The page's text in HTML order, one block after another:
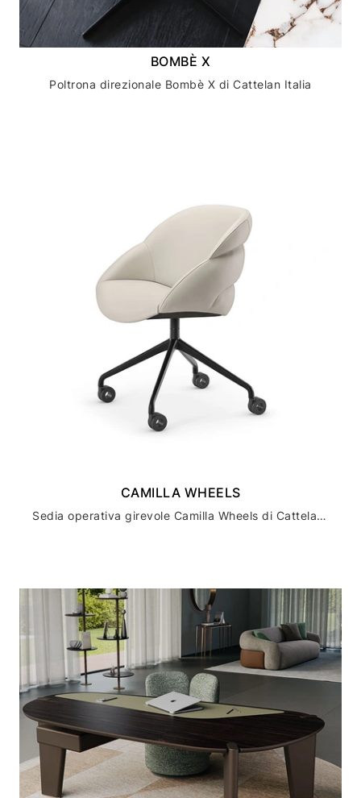
BOMBÈ X
Poltrona direzionale Bombè X di Cattelan Italia
CAMILLA WHEELS
Sedia operativa girevole Camilla Wheels di Cattelan Italia